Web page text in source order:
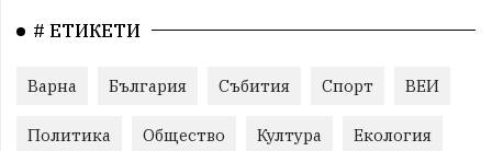
# ЕТИКЕТИ
Варна България Събития Спорт ВЕИ
Политика Общество Култура Екология